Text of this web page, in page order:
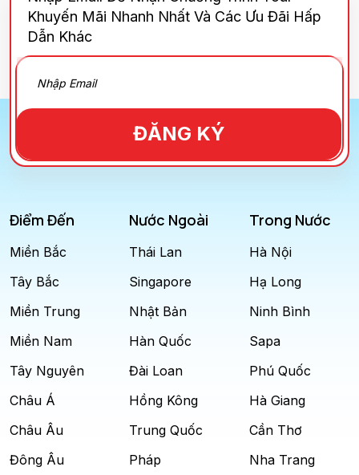
Khuyến Mãi Nhanh Nhất Và Các Ưu Đãi Hấp
Dẫn Khác
ĐĂNG KÝ
Điểm Đến
Miền Bắc
Tây Bắc
Miền Trung
Miền Nam
Tây Nguyên
Châu Á
Châu Âu
Đông Âu
Nước Ngoài
Thái Lan
Singapore
Nhật Bản
Hàn Quốc
Đài Loan
Hồng Kông
Trung Quốc
Pháp
Trong Nước
Hà Nội
Hạ Long
Ninh Bình
Sapa
Phú Quốc
Hà Giang
Cần Thơ
Nha Trang